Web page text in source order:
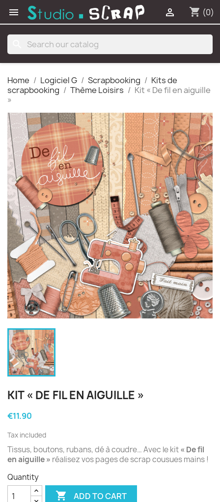
 shopping_cart (0)

Home Logiciel G Scrapbooking
Kits de
scrapbooking
Thème Loisirs
Kit « De fil en aiguille
»
KIT « DE FIL EN AIGUILLE »
€11.90
Tax included
Tissus, boutons, rubans, dé à coudre… Avec le kit« De fil
en aiguille » réalisez vos pages de scrap cousues mains !
Quantity
 ADD TO CART